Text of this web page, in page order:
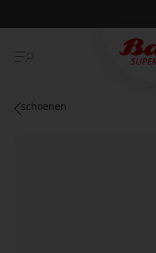
Betaal achteraf met Klarna
schoenen